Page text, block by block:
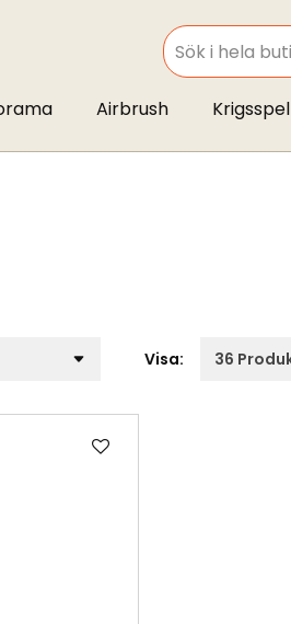
SEARCH
Airbrush Krigsspel
Visa: